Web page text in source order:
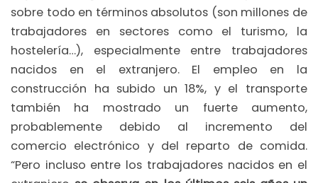
sobre todo en términos absolutos (son millones de
trabajadores en sectores como el turismo, la
hostelería…), especialmente entre trabajadores
nacidos en el extranjero. El empleo en la
construcción ha subido un 18%, y el transporte
también ha mostrado un fuerte aumento,
probablemente debido al incremento del
comercio electrónico y del reparto de comida.
“Pero incluso entre los trabajadores nacidos en el